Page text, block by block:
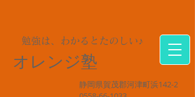
勉強は、わかるとたのしい♪
オレンジ塾
静岡県賀茂郡河津町浜142-2